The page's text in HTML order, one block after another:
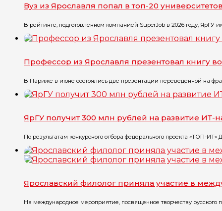
Вуз из Ярославля попал в топ-20
В рейтинге, подготовленном компанией SuperJob в 2026 году, ЯрГУ
Профессор из Ярославля презентовал книгу
В Париже в июне состоялись две презентации переведенной на
ЯрГУ получит 300 млн рублей на развитие ИТ-
По результатам конкурсного отбора федерального проекта «ТОП-
Ярославский филолог приняла участие в
На международное мероприятие, посвященное творчеству русского